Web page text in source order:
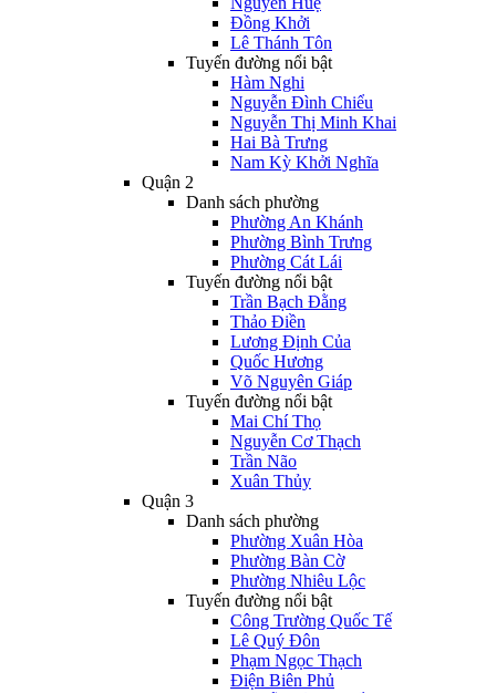
Đồng Khởi
Lê Thánh Tôn
Tuyến đường nổi bật
Hàm Nghi
Nguyễn Đình Chiểu
Nguyễn Thị Minh Khai
Hai Bà Trưng
Nam Kỳ Khởi Nghĩa
Quận 2
Danh sách phường
Phường An Khánh
Phường Bình Trưng
Phường Cát Lái
Tuyến đường nổi bật
Trần Bạch Đằng
Thảo Điền
Lương Định Của
Quốc Hương
Võ Nguyên Giáp
Tuyến đường nổi bật
Mai Chí Thọ
Nguyễn Cơ Thạch
Trần Não
Xuân Thủy
Quận 3
Danh sách phường
Phường Xuân Hòa
Phường Bàn Cờ
Phường Nhiêu Lộc
Tuyến đường nổi bật
Công Trường Quốc Tế
Lê Quý Đôn
Phạm Ngọc Thạch
Điện Biên Phủ